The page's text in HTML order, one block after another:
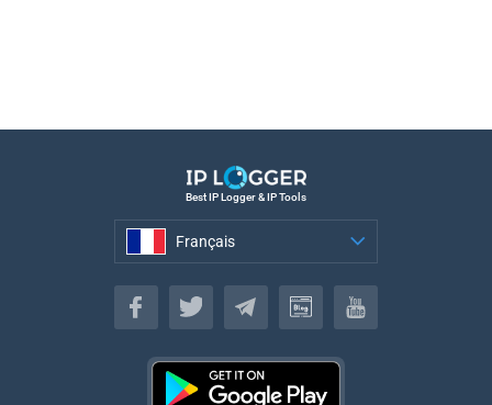
Best IP Logger & IP Tools
Français
Français